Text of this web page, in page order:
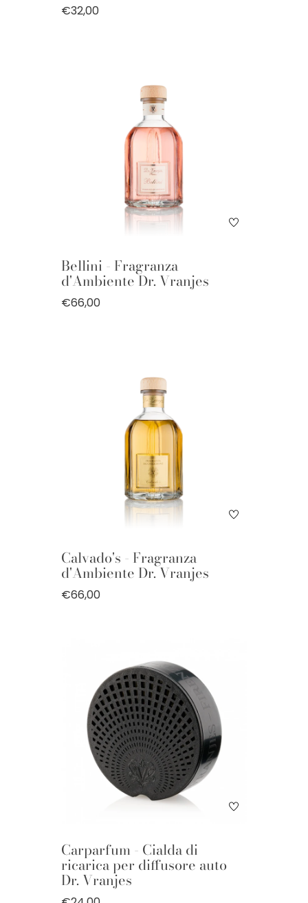
€32,00
Bellini - Fragranza
d'Ambiente Dr. Vranjes
€66,00
Calvado's - Fragranza
d'Ambiente Dr. Vranjes
€66,00
Carparfum - Cialda di
ricarica per diffusore auto
Dr. Vranjes